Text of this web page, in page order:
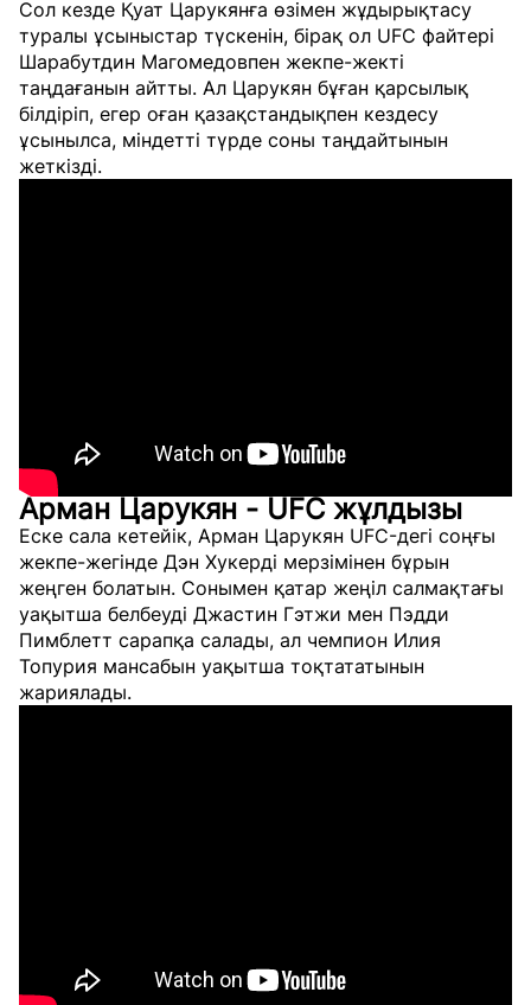
Сол кезде Қуат Царукянға өзімен жұдырықтасу
туралы ұсыныстар түскенін, бірақ ол UFC файтері
Шарабутдин Магомедовпен жекпе-жекті
таңдағанын айтты. Ал Царукян бұған қарсылық
білдіріп, егер оған қазақстандықпен кездесу
ұсынылса, міндетті түрде соны таңдайтынын
жеткізді.
Арман Царукян - UFC жұлдызы
Еске сала кетейік, Арман Царукян UFC-дегі соңғы
жекпе-жегінде Дэн Хукерді мерзімінен бұрын
жеңген болатын. Сонымен қатар жеңіл салмақтағы
уақытша белбеуді Джастин Гэтжи мен Пэдди
Пимблетт сарапқа салады, ал чемпион Илия
Топурия мансабын уақытша тоқтататынын
жариялады.